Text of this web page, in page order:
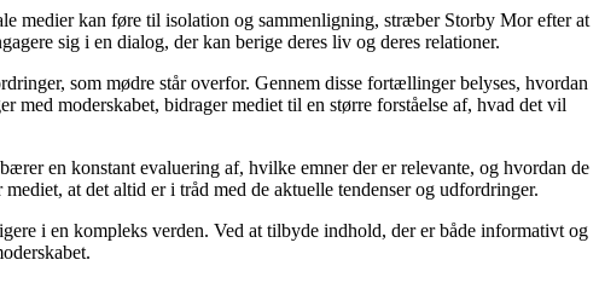
medier kan føre til isolation og sammenligning, stræber Storby Mor efter at
sig i en dialog, der kan berige deres liv og deres relationer.
som mødre står overfor. Gennem disse fortællinger belyses, hvordan
moderskabet, bidrager mediet til en større forståelse af, hvad det vil
en konstant evaluering af, hvilke emner der er relevante, og hvordan de
at det altid er i tråd med de aktuelle tendenser og udfordringer.
i en kompleks verden. Ved at tilbyde indhold, der er både informativt og